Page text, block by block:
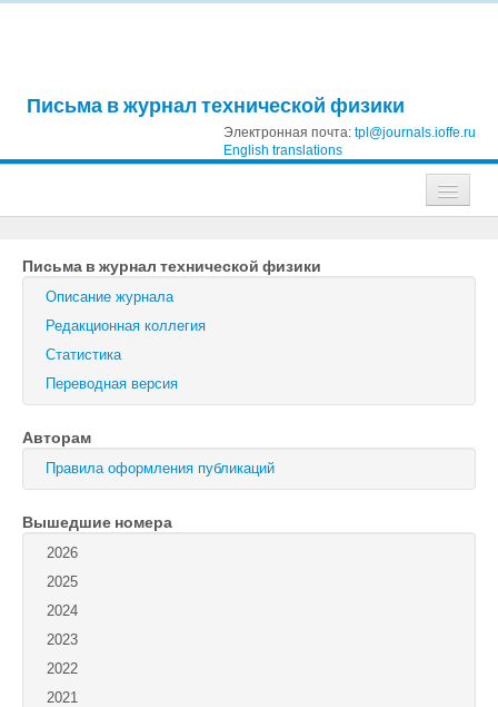
Письма в журнал технической физики
Электронная почта: tpl@journals.ioffe.ru
English translations
Журнал технической физики
Письма в Журнал технической физики
Физика твердого тела
Физика и техника полупроводников
Оптика и спектроскопия
Поиск
Войти
Письма в журнал технической физики
Описание журнала
Редакционная коллегия
Статистика
Переводная версия
Авторам
Правила оформления публикаций
Вышедшие номера
2026
2025
2024
2023
2022
2021